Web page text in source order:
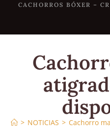
CACHORROS BÓXER –
> NOTICIAS > Cachorro